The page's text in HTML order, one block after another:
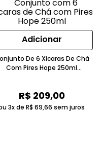
Adicionar
De 6 Xícaras De Chá
Com Pires Hope 250ml
R$ 209,00
3x de R$ 69,66 sem juros